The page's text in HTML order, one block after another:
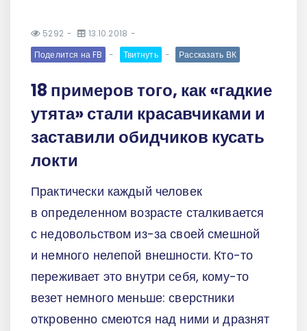
5292
13.10.2018
Поделится на FB
Твитнуть Рассказать ВК
18 примеров того, как «гадкие
утята» стали красавчиками и
заставили обидчиков кусать
локти
Практически каждый человек
в определенном возрасте сталкивается
с недовольством из-за своей смешной
и немного нелепой внешности. Кто-то
переживает это внутри себя, кому-то
везет немного меньше: сверстники
откровенно смеются над ними и дразнят